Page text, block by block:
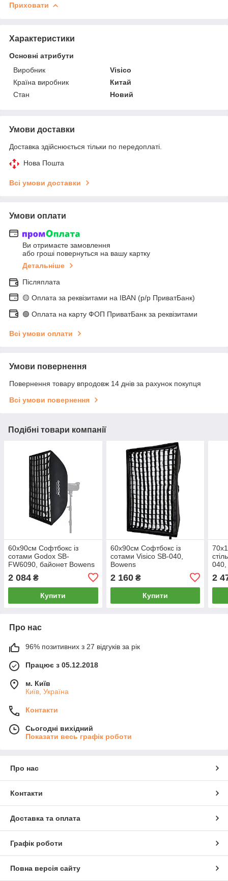
Приховати
Характеристики
Основні атрибути
Виробник
Visico
Країна виробник
Китай
Стан
Новий
Умови доставки
Доставка здійснюється тільки по передоплаті.
Нова Пошта
Всі умови доставки
Умови оплати
Ви отримаєте замовлення
або гроші повернуться на вашу картку
Детальніше
Післяплата
🟡 Оплата за реквізитами на IBAN (р/р ПриватБанк)
🟢 Оплата на карту ФОП ПриватБанк за реквізитами
Всі умови оплати
Умови повернення
Повернення товару впродовж 14 днів за рахунок покупця
Всі умови повернення
Подібні товари компанії
60х90см Софтбокс із
сотами Godox SB-
FW6090, байонет Bowens
2 084 ₴
Купити
60х90см Софтбокс із
сотами Visico SB-040,
Bowens
2 160₴
Купити
040,
2
Про нас
96% позитивних з 27 відгуків за рік
Працює з 05.12.2018
м. Київ
Київ, Україна
Контакти
Сьогодні вихідний
Показати весь графік роботи
Про нас
Контакти
Доставка та оплата
Графік роботи
Повна версія сайту